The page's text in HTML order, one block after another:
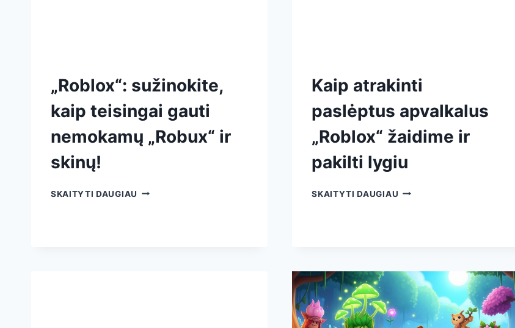
„Roblox“: sužinokite,
kaip teisingai gauti
nemokamų „Robux“ ir
skinų!
SKAITYTI DAUGIAU
Kaip atrakinti
paslėptus apvalkalus
„Roblox“ žaidime ir
pakilti lygiu
SKAITYTI DAUGIAU